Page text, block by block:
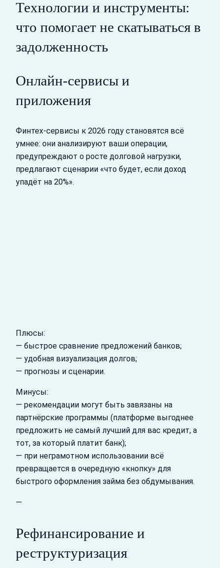
Технологии и инструменты:
что помогает не скатываться в
задолженность
Онлайн-сервисы и
приложения
Финтех‑сервисы к 2026 году становятся всё
умнее: они анализируют ваши операции,
предупреждают о росте долговой нагрузки,
предлагают сценарии «что будет, если доход
упадёт на 20%».
Плюсы:
— быстрое сравнение предложений банков;
— удобная визуализация долгов;
— прогнозы и сценарии.
Минусы:
— рекомендации могут быть завязаны на
партнёрские программы (платформе выгоднее
предложить не самый лучший для вас кредит, а
тот, за который платит банк);
— при неграмотном использовании всё
превращается в очередную «кнопку» для
быстрого оформления займа без обдумывания.
—
Рефинансирование и
реструктуризация